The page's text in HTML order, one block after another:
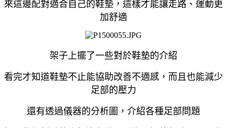
來這邊配對適合自己的鞋墊，這樣才能讓走路、運動更
加舒適
架子上擺了一些對於鞋墊的介紹
看完才知道鞋墊不止能協助改善不適感，而且也能減少
足部的壓力
還有透過儀器的分析圖，介紹各種足部問題